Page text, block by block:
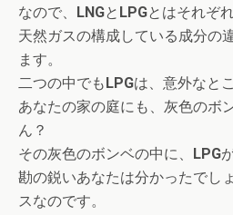
なので、
LNGと LPGとはそれぞ
天然ガスの構成している成分の
ます。
二つの中でも LPGは、意外なと
あなたの家の庭にも、灰色のボ
ん？
その灰色のボンベの中に、
LPG
勘の鋭いあなたは分かったでしょ
スなのです。